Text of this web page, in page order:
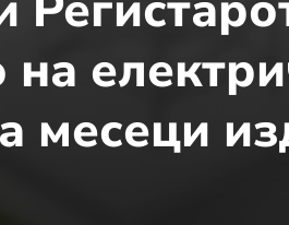
на
месеци